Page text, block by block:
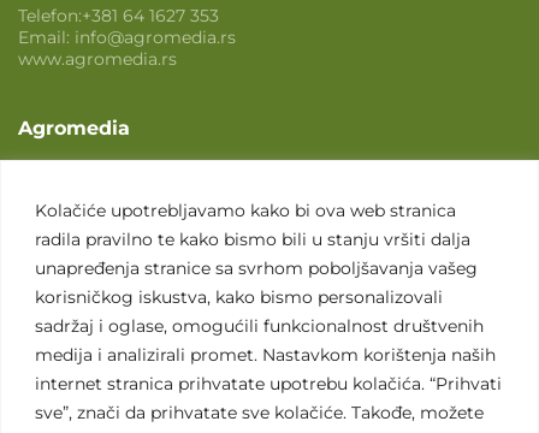
Kolačiće upotrebljavamo kako bi ova web stranica
radila pravilno te kako bismo bili u stanju vršiti dalja
unapređenja stranice sa svrhom poboljšavanja vašeg
korisničkog iskustva, kako bismo personalizovali
sadržaj i oglase, omogućili funkcionalnost društvenih
medija i analizirali promet. Nastavkom korištenja naših
internet stranica prihvatate upotrebu kolačića. “Prihvati
sve”, znači da prihvatate sve kolačiće. Takođe, možete
Telefon:+381 64 1627 353
Email: info@agromedia.rs
www.agromedia.rs
Agromedia
Svet poljoprivrede
Marketing usluge
Tražimo saradnike
Kontakt
Kontakt